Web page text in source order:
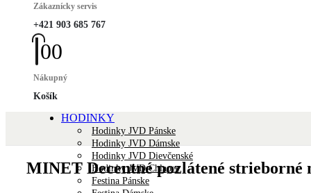
Zákaznícky servis
+421 903 685 767
00
Nákupný
Košík
HODINKY
Hodinky JVD Pánske
Hodinky JVD Dámske
Hodinky JVD Dievčenské
Hodinky JVD Chlapec
Festina Pánske
MINET Decentné pozlátené strieborné